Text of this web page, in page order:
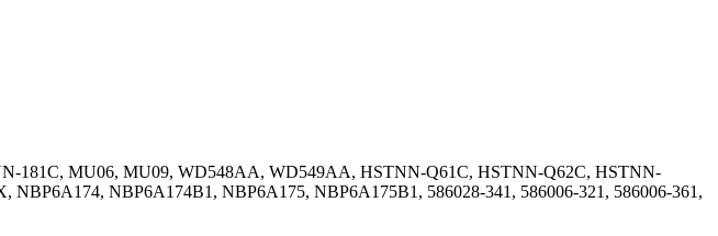
181C, MU06, MU09, WD548AA, WD549AA, HSTNN-Q61C, HSTNN-Q62C, HSTNN-
NBP6A174B1, NBP6A175, NBP6A175B1, 586028-341, 586006-321, 586006-361,